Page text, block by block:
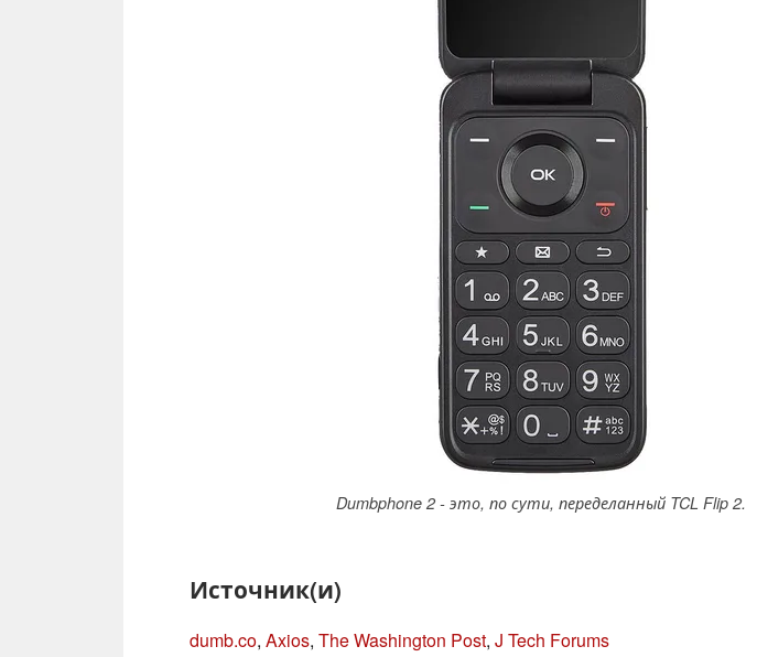
Dumbphone 2 - это, по сути, переделанный TCL Flip 2.
Источник(и)
dumb.co, Axios, The Washington Post, J Tech Forums